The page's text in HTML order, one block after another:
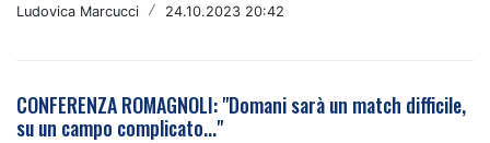
Ludovica Marcucci / 24.10.2023 20:42
CONFERENZA ROMAGNOLI: "Domani sarà un match difficile,
su un campo complicato..."